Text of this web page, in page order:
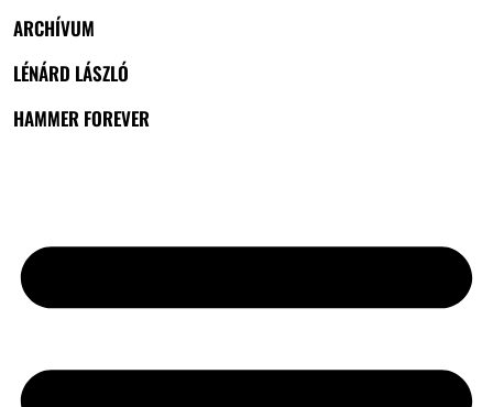
ARCHÍVUM
LÉNÁRD LÁSZLÓ
HAMMER FOREVER